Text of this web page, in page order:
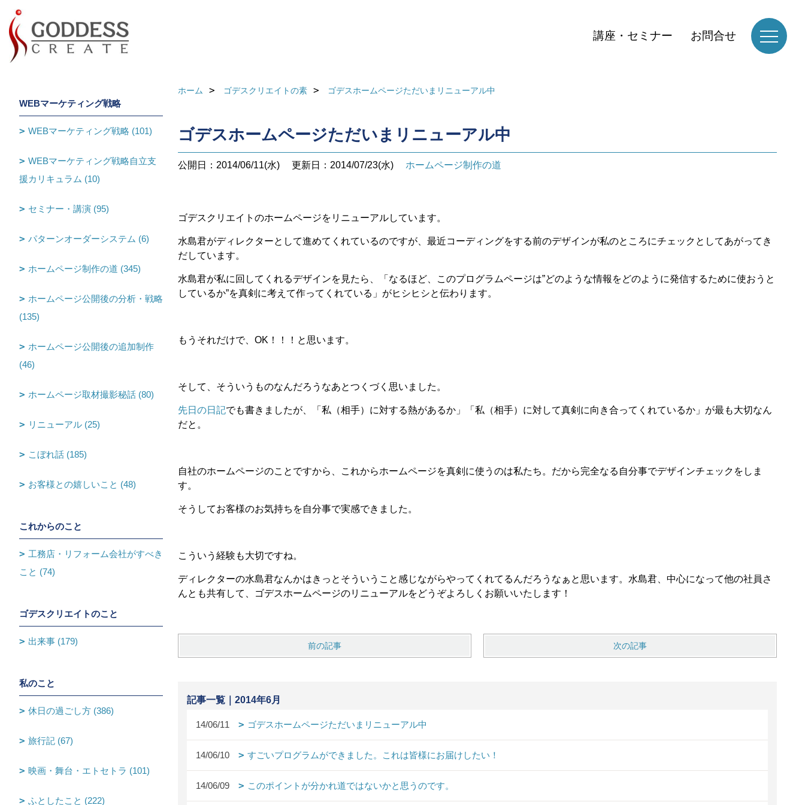
講座・セミナー お問合せ
ホーム ゴデスクリエイトの素 ゴデスホームページただいまリニューアル中
ゴデスホームページただいまリニューアル中
公開日：2014/06/11(水) 更新日：2014/07/23(水) ホームページ制作の道
ゴデスクリエイトのホームページをリニューアルしています。
水島君がディレクターとして進めてくれているのですが、最近コーディングをする前のデザインが私のところにチェックとしてあがってき
だしています。
水島君が私に回してくれるデザインを見たら、「なるほど、このプログラムページは”どのような情報をどのように発信するために使おうと
しているか”を真剣に考えて作ってくれている」がヒシヒシと伝わります。
もうそれだけで、OK！！！と思います。
そして、そういうものなんだろうなあとつくづく思いました。
先日の日記でも書きましたが、 「私（相手）に対する熱があるか」「私 （相手） に対して真剣に向き合ってくれているか」が最も大切なん
だと。
自社のホームページのことですから、これからホームページを真剣に使うのは私たち。だから完全なる自分事でデザインチェックをしま
す。
そうしてお客様のお気持ちを自分事で実感できました。
こういう経験も大切ですね。
ディレクターの水島君なんかはきっとそういうこと感じながらやってくれてるんだろうなぁと思います。水島君、中心になって他の社員さ
んとも共有して、ゴデスホームページのリニューアルをどうぞよろしくお願いいたします！
前の記事 次の記事
記事一覧｜2014年6月
14/06/11 ゴデスホームページただいまリニューアル中
14/06/10 すごいプログラムができました。これは皆様にお届けしたい！
14/06/09 このポイントが分かれ道ではないかと思うのです。
WEBマーケティング戦略
WEBマーケティング戦略 (101)
WEBマーケティング戦略自立支
援カリキュラム (10)
セミナー・講演 (95)
パターンオーダーシステム (6)
ホームページ制作の道 (345)
ホームページ公開後の分析・戦略
(135)
ホームページ公開後の追加制作
(46)
ホームページ取材撮影秘話 (80)
リニューアル (25)
こぼれ話 (185)
お客様との嬉しいこと (48)
これからのこと
工務店・リフォーム会社がすべき
こと (74)
ゴデスクリエイトのこと
出来事 (179)
私のこと
休日の過ごし方 (386)
旅行記 (67)
映画・舞台・エトセトラ (101)
ふとしたこと (222)